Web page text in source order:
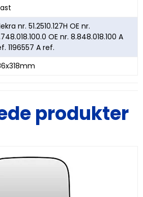
nr. 51.2510.127H OE nr.
OE nr. 8.848.018.100 A
1196557 A ref.
produkter